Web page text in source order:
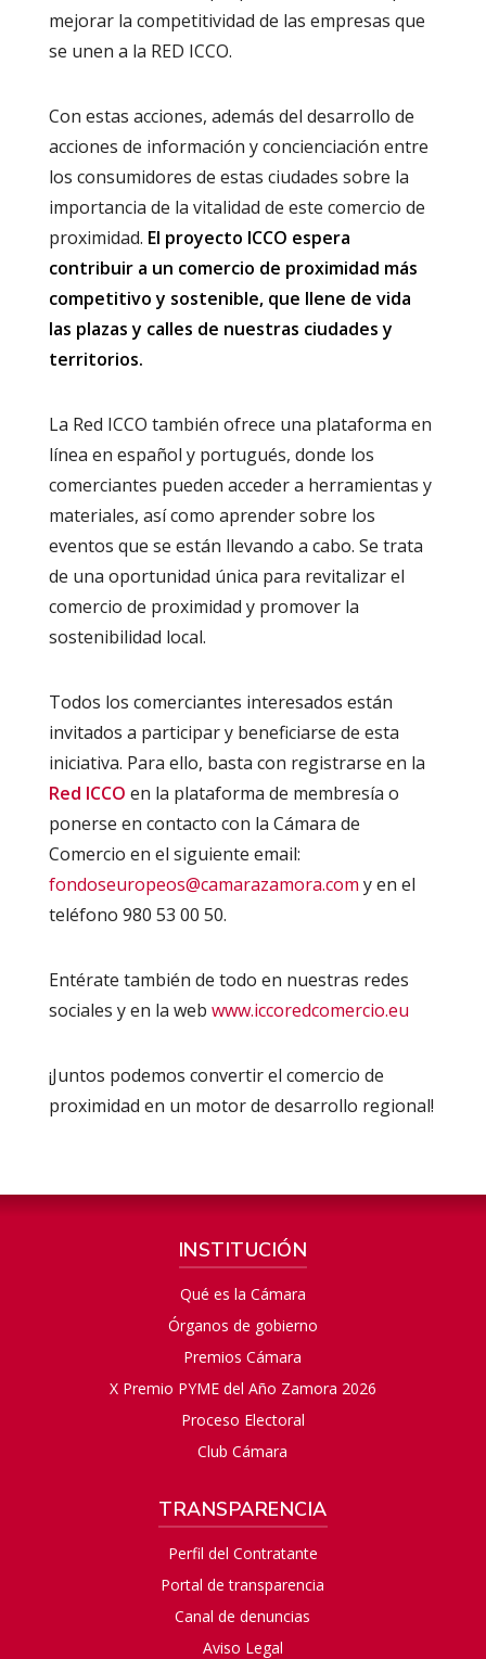
mejorar la competitividad de las empresas que
se unen a la RED ICCO.
Con estas acciones, además del desarrollo de
acciones de información y concienciación entre
los consumidores de estas ciudades sobre la
importancia de la vitalidad de este comercio de
proximidad. El proyecto ICCO espera
contribuir a un comercio de proximidad más
competitivo y sostenible, que llene de vida
las plazas y calles de nuestras ciudades y
territorios.
La Red ICCO también ofrece una plataforma en
línea en español y portugués, donde los
comerciantes pueden acceder a herramientas y
materiales, así como aprender sobre los
eventos que se están llevando a cabo. Se trata
de una oportunidad única para revitalizar el
comercio de proximidad y promover la
sostenibilidad local.
Todos los comerciantes interesados están
invitados a participar y beneficiarse de esta
iniciativa. Para ello, basta con registrarse en la
Red ICCO en la plataforma de membresía o
ponerse en contacto con la Cámara de
Comercio en el siguiente email:
fondoseuropeos@camarazamora.com y en el
teléfono 980 53 00 50.
Entérate también de todo en nuestras redes
sociales y en la web www.iccoredcomercio.eu
¡Juntos podemos convertir el comercio de
proximidad en un motor de desarrollo regional!
INSTITUCIÓN
Qué es la Cámara
Órganos de gobierno
Premios Cámara
X Premio PYME del Año Zamora 2026
Proceso Electoral
Club Cámara
TRANSPARENCIA
Perfil del Contratante
Portal de transparencia
Canal de denuncias
Aviso Legal